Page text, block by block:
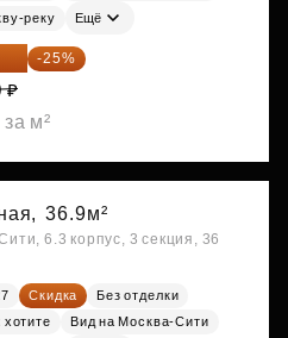
реку Ещё
₽ -25%
₽
м²
36.9м²
6.3 корпус, 3 секция, 36
Скидка
Без отделки
хотите
Вид на Москва-Сити